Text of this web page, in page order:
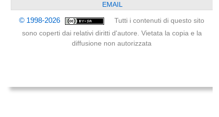
EMAIL
© 1998-2026
Tutti i contenuti di questo sito
sono coperti dai relativi diritti d'autore. Vietata la copia e la
diffusione non autorizzata